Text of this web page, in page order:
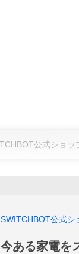
SWITCHBOT公式シ
今ある家電を